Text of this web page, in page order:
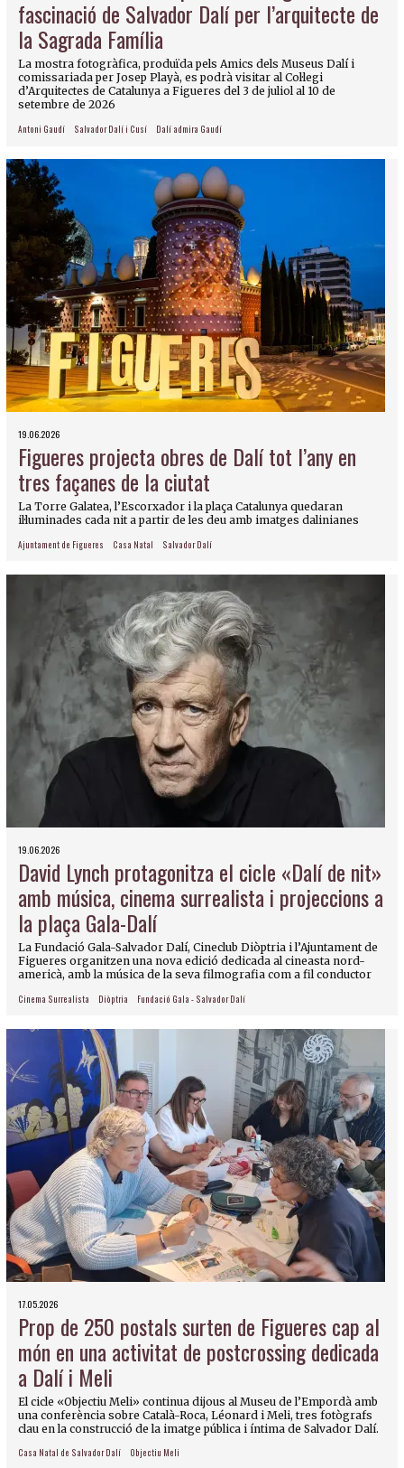
fascinació de Salvador Dalí per l’arquitecte de
la Sagrada Família
La mostra fotogràfica, produïda pels Amics dels Museus Dalí i
comissariada per Josep Playà, es podrà visitar al Col·legi
d’Arquitectes de Catalunya a Figueres del 3 de juliol al 10 de
setembre de 2026
Antoni Gaudí Salvador Dalí i Cusí Dalí admira Gaudí
19.06.2026
Figueres projecta obres de Dalí tot l’any en
tres façanes de la ciutat
La Torre Galatea, l’Escorxador i la plaça Catalunya quedaran
il·luminades cada nit a partir de les deu amb imatges dalinianes
Ajuntament de Figueres Casa Natal Salvador Dalí
19.06.2026
David Lynch protagonitza el cicle «Dalí de nit»
amb música, cinema surrealista i projeccions a
la plaça Gala-Dalí
La Fundació Gala-Salvador Dalí, Cineclub Diòptria i l’Ajuntament de
Figueres organitzen una nova edició dedicada al cineasta nord-
americà, amb la música de la seva filmografia com a fil conductor
Cinema Surrealista Diòptria Fundació Gala - Salvador Dalí
17.05.2026
Prop de 250 postals surten de Figueres cap al
món en una activitat de postcrossing dedicada
a Dalí i Meli
El cicle «Objectiu Meli» continua dijous al Museu de l’Empordà amb
una conferència sobre Català-Roca, Léonard i Meli, tres fotògrafs
clau en la construcció de la imatge pública i íntima de Salvador Dalí.
Casa Natal de Salvador Dalí Objectiu Meli